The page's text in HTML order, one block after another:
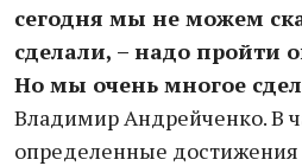
сегодня мы не можем
сделали, – надо пройти
Но мы очень многое
Владимир Андрейченко. В
определенные достижения